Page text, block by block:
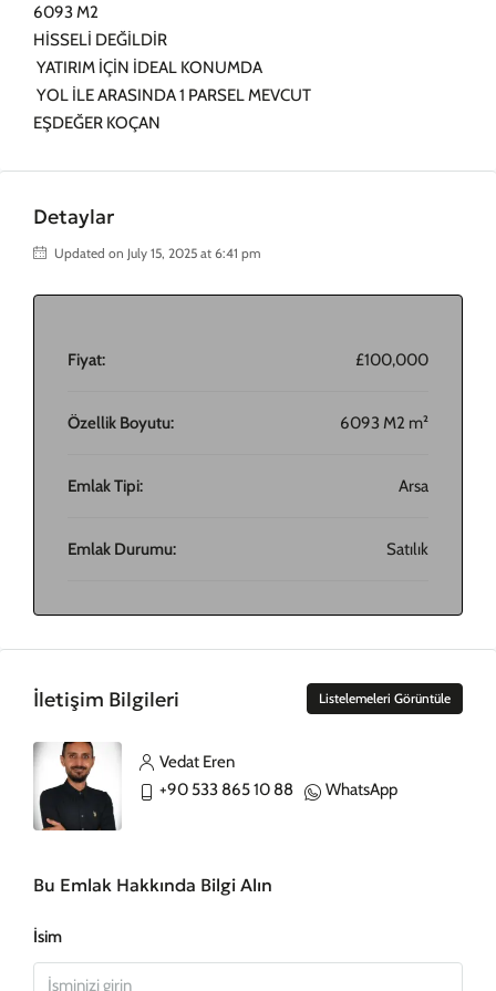
6093 M2
HİSSELİ DEĞİLDİR
YATIRIM İÇİN İDEAL KONUMDA
YOL İLE ARASINDA 1 PARSEL MEVCUT
EŞDEĞER KOÇAN
Detaylar
Updated on July 15, 2025 at 6:41 pm
Fiyat: £100,000
Özellik Boyutu: 6093 M2 m²
Emlak Tipi: Arsa
Emlak Durumu: Satılık
İletişim Bilgileri Listelemeleri Görüntüle
Vedat Eren
+90 533 865 10 88
WhatsApp
Bu Emlak Hakkında Bilgi Alın
İsim